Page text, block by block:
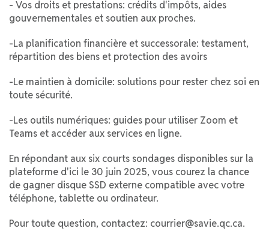
- Vos droits et prestations: crédits d'impôts, aides
gouvernementales et soutien aux proches.
-La planification financière et successorale: testament,
répartition des biens et protection des avoirs
-Le maintien à domicile: solutions pour rester chez soi en
toute sécurité.
-Les outils numériques: guides pour utiliser Zoom et
Teams et accéder aux services en ligne.
En répondant aux six courts sondages disponibles sur la
plateforme d'ici le 30 juin 2025, vous courez la chance
de gagner disque SSD externe compatible avec votre
téléphone, tablette ou ordinateur.
Pour toute question, contactez: courrier@savie.qc.ca.